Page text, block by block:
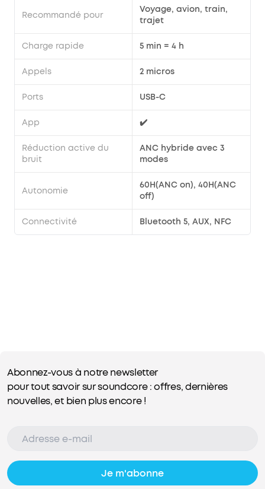
Recommandé pour
Voyage, avion, train,
trajet
Charge rapide 5 min = 4 h
Appels 2 micros
Ports USB-C
App ✔️
Réduction active du
bruit
ANC hybride avec 3
modes
Autonomie
60H(ANC on), 40H(ANC
off)
Connectivité Bluetooth 5, AUX, NFC
Abonnez-vous à notre newsletter
pour tout savoir sur soundcore : offres, dernières
nouvelles, et bien plus encore !
Je m'abonne